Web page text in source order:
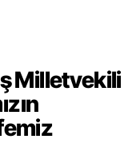
Milletvekili